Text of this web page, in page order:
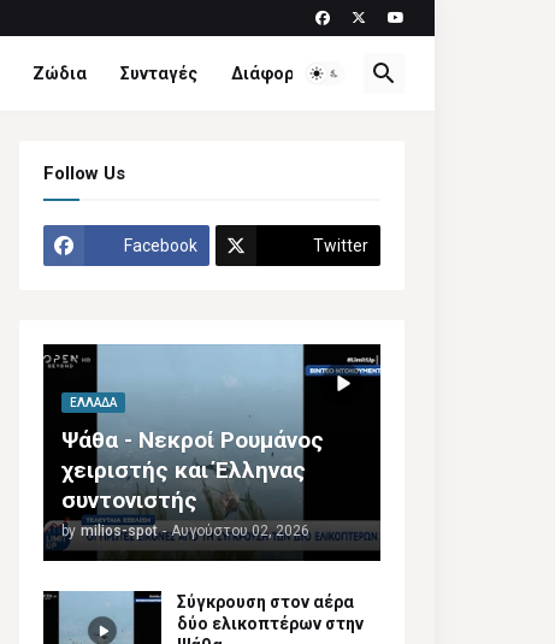
Ζώδια Συνταγές Διάφορα
Follow Us
Facebook Twitter
ΕΛΛΆΔΑ
Ψάθα - Νεκροί Ρουμάνος
χειριστής και Έλληνας
συντονιστής
by milios-spot - Αυγούστου 02, 2026
Σύγκρουση στον αέρα
δύο ελικοπτέρων στην